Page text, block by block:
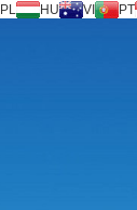
PL HU VI PT